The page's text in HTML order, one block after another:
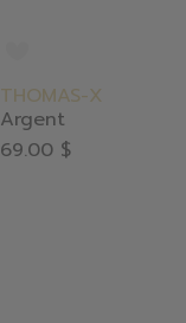
THOMAS-X
Argent
69.00 $